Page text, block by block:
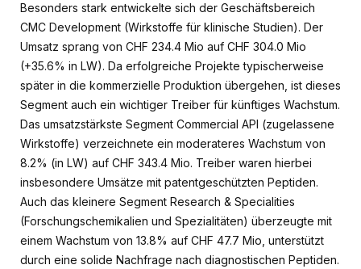
Besonders stark entwickelte sich der Geschäftsbereich
CMC Development (Wirkstoffe für klinische Studien). Der
Umsatz sprang von CHF 234.4 Mio auf CHF 304.0 Mio
(+35.6% in LW). Da erfolgreiche Projekte typischerweise
später in die kommerzielle Produktion übergehen, ist dieses
Segment auch ein wichtiger Treiber für künftiges Wachstum.
Das umsatzstärkste Segment Commercial API (zugelassene
Wirkstoffe) verzeichnete ein moderateres Wachstum von
8.2% (in LW) auf CHF 343.4 Mio. Treiber waren hierbei
insbesondere Umsätze mit patentgeschützten Peptiden.
Auch das kleinere Segment Research & Specialities
(Forschungschemikalien und Spezialitäten) überzeugte mit
einem Wachstum von 13.8% auf CHF 47.7 Mio, unterstützt
durch eine solide Nachfrage nach diagnostischen Peptiden.